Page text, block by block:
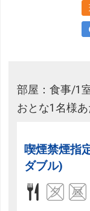
部屋：食事/1
おとな1名様
喫煙禁煙指
ダブル)